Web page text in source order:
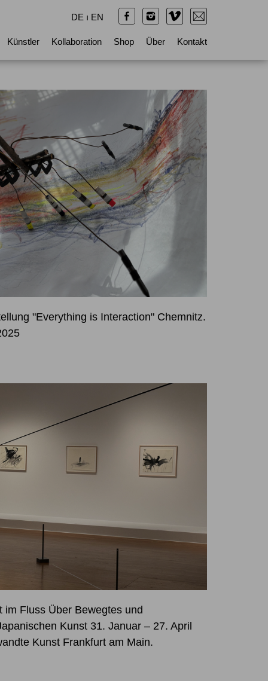
Künstler Kollaboration Shop Über Kontakt
DE ı EN
"Everything is Interaction" Chemnitz.
im Fluss Über Bewegtes und
Kunst 31. Januar – 27. April
Kunst Frankfurt am Main.